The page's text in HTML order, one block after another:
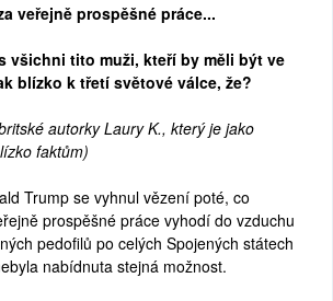
veřejně prospěšné práce...
všichni tito muži, kteří by měli být ve
blízko k třetí světové válce, že?
autorky Laury K., který je jako
faktům)
Trump se vyhnul vězení poté, co
prospěšné práce vyhodí do vzduchu
pedofilů po celých Spojených státech
nabídnuta stejná možnost.